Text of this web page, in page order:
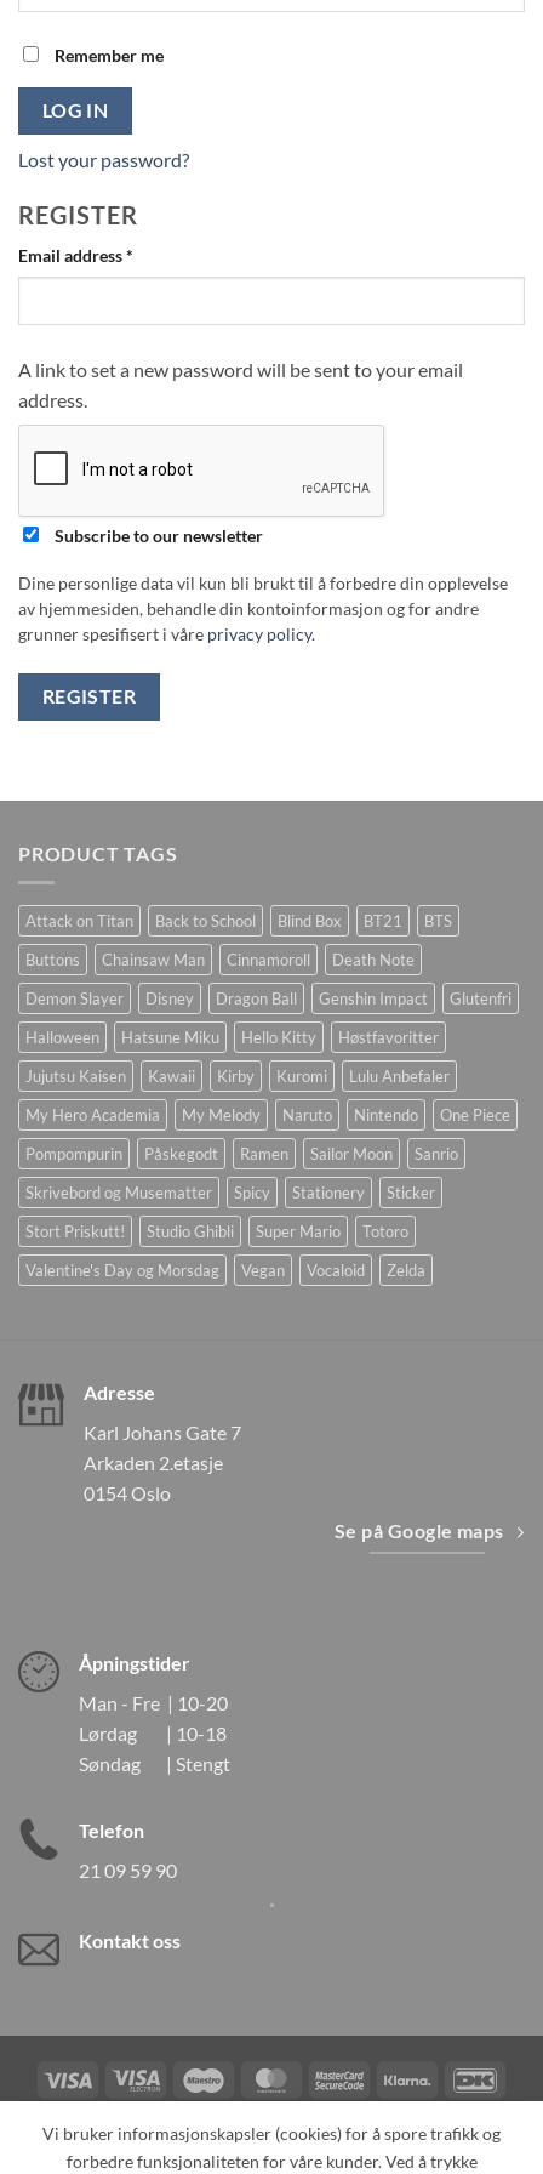
Remember me
LOG IN
Lost your password?
REGISTER
Email address*
A link to set a new password will be sent to your email
address.
Subscribe to our newsletter
Dine personlige data vil kun bli brukt til å forbedre din opplevelse
av hjemmesiden, behandle din kontoinformasjon og for andre
grunner spesifisert i våre privacy policy.
REGISTER
PRODUCT TAGS
Attack on Titan Back to School Blind Box BT21
BTS
Buttons
Chainsaw Man Cinnamoroll
Death Note
Demon Slayer
Disney Dragon Ball Genshin Impact
Glutenfri
Halloween
Hatsune Miku Hello Kitty
Høstfavoritter
Jujutsu Kaisen
Kawaii Kirby Kuromi
Lulu Anbefaler
My Hero Academia
My Melody Naruto Nintendo
One Piece
Pompompurin
Påskegodt Ramen Sailor Moon
Sanrio
Skrivebord og Musematter
Spicy Stationery
Sticker
Stort Priskutt!
Studio Ghibli Super Mario
Totoro
Valentine's Day og Morsdag
Vegan Vocaloid Zelda
Adresse
Karl Johans Gate 7
Arkaden 2.etasje
0154 Oslo
Se på Google maps
Åpningstider
Man - Fre | 10-20
Lørdag | 10-18
Søndag | Stengt
Telefon
21 09 59 90
Kontakt oss
Visa
Visa
Electron
Maestro MasterCardMasterCard
2
Klarna
Card
TILBAKEKALLINGER KONTAKT OSS OM OSS
Vi bruker informasjonskapsler (cookies) for å spore trafikk og
forbedre funksjonaliteten for våre kunder. Ved å trykke